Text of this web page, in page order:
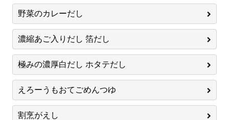
野菜のカレーだし
濃縮あご入りだし 箔だし
極みの濃厚白だし ホタテだし
えろーうもおてごめんつゆ
割烹がえし